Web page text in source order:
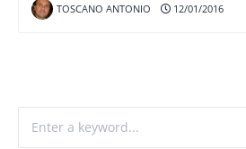
TOSCANO ANTONIO 12/01/2016